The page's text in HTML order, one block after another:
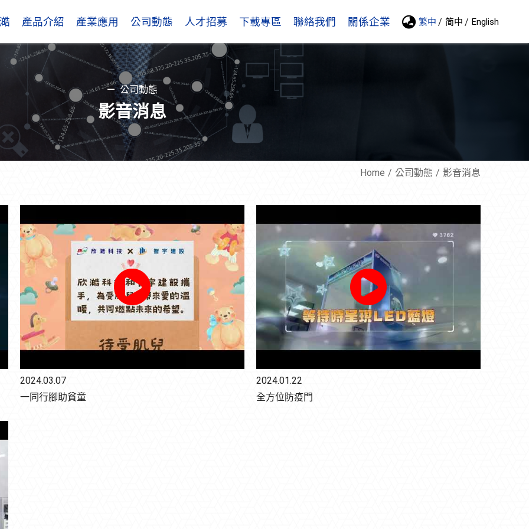
產品介紹 產業應用 公司動態 人才招募 下載專區 聯絡我們 關係企業 繁中 简中 English
公司動態
影音消息
Home 公司動態 影音消息
2024.03.07
一同行腳助貧童
2024.01.22
全方位防疫門